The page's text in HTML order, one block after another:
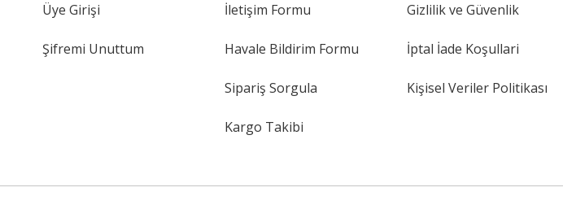
Üye Girişi
Şifremi Unuttum
İletişim Formu
Havale Bildirim Formu
Sipariş Sorgula
Kargo Takibi
Gizlilik ve Güvenlik
İptal İade Koşullari
Kişisel Veriler Politikası